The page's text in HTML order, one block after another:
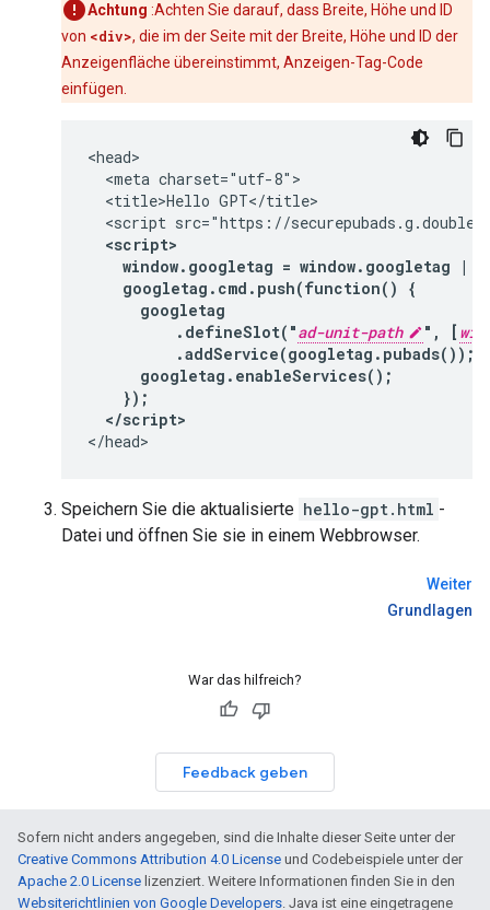
Achtung :Achten Sie darauf, dass Breite, Höhe und ID
von <div>, die im der Seite mit der Breite, Höhe und ID der
Anzeigenfläche übereinstimmt, Anzeigen-Tag-Code
einfügen.
<head>
  <meta charset="utf-8">
  <title>Hello GPT</title>
<script src="https://
<script>
window.googletag = window.googletag ||
    googletag.cmd.push(function() {
      googletag
          .defineSlot("
ad-unit-path ", [
          .addService(googletag.pubads());
      googletag.enableServices();
    });
  </script>
Speichern Sie die aktualisierte hello-gpt.html -
Datei und öffnen Sie sie in einem Webbrowser.
Weiter
Grundlagen
War das hilfreich?
Feedback geben
Sofern nicht anders angegeben, sind die Inhalte dieser Seite unter der
Creative Commons Attribution 4.0 License und Codebeispiele unter der
Apache 2.0 License lizenziert. Weitere Informationen finden Sie in den
Websiterichtlinien von Google Developers. Java ist eine eingetragene